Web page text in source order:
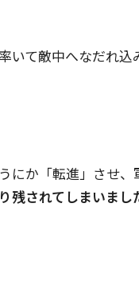
て敵中へなだれ込
にか「転進」させ
残されてしまいまし